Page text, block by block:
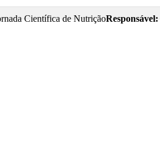
Científica de NutriçãoResponsável: